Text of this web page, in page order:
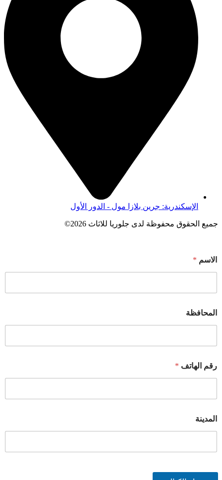
الإسكندرية: جرين بلازا مول - الدور الأول
جميع الحقوق محفوظة لدى جلوريا للاثاث 2026©
الاسم *
المحافظة
رقم الهاتف *
المدينة